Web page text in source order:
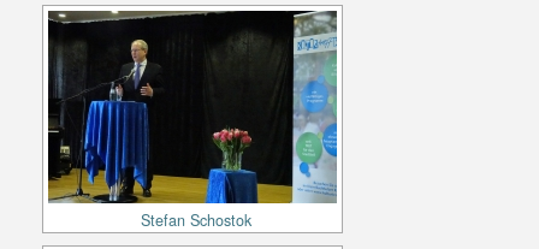
Stefan Schostok